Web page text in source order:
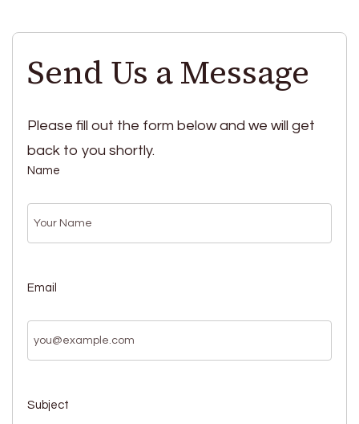
Send Us a Message
Please fill out the form below and we will get
back to you shortly.
Name
Email
Subject